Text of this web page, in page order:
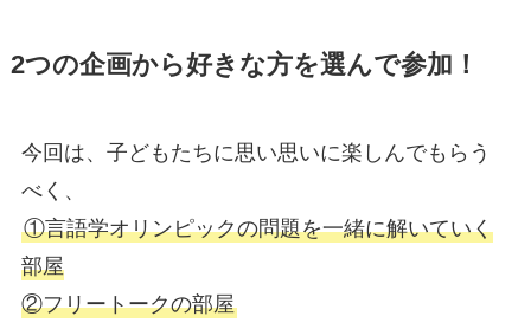
2つの企画から好きな方を選んで参加！
今回は、子どもたちに思い思いに楽しんでもらう
べく、
①言語学オリンピックの問題を一緒に解いていく
部屋
②フリートークの部屋